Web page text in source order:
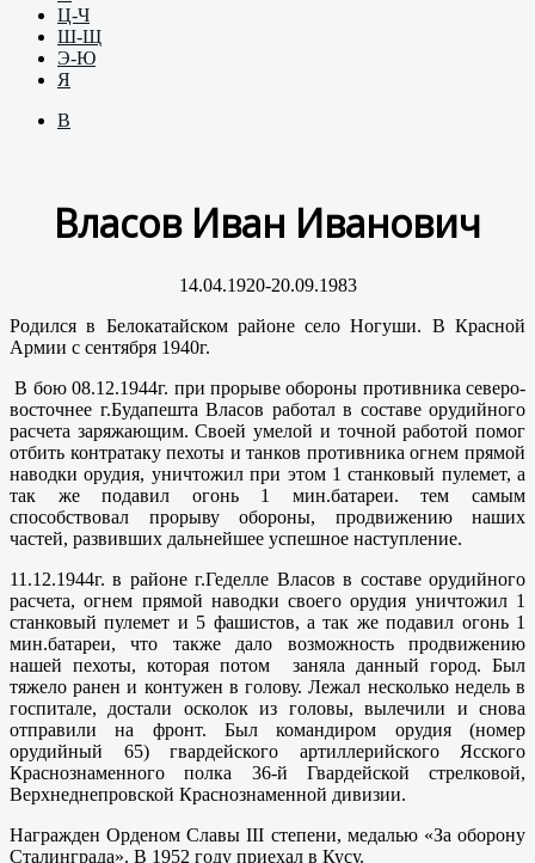
Ц-Ч
Ш-Щ
Э-Ю
Я
В
Власов Иван Иванович
14.04.1920-20.09.1983
Родился в Белокатайском районе село Ногуши. В Красной
Армии с сентября 1940г.
В бою 08.12.1944г. при прорыве обороны противника северо-
восточнее г.Будапешта Власов работал в составе орудийного
расчета заряжающим. Своей умелой и точной работой помог
отбить контратаку пехоты и танков противника огнем прямой
наводки орудия, уничтожил при этом 1 станковый пулемет, а
так же подавил огонь 1 мин.батареи. тем самым
способствовал прорыву обороны, продвижению наших
частей, развивших дальнейшее успешное наступление.
11.12.1944г. в районе г.Геделле Власов в составе орудийного
расчета, огнем прямой наводки своего орудия уничтожил 1
станковый пулемет и 5 фашистов, а так же подавил огонь 1
мин.батареи, что также дало возможность продвижению
нашей пехоты, которая потом заняла данный город. Был
тяжело ранен и контужен в голову. Лежал несколько недель в
госпитале, достали осколок из головы, вылечили и снова
отправили на фронт. Был командиром орудия (номер
орудийный 65) гвардейского артиллерийского Ясского
Краснознаменного полка 36-й Гвардейской стрелковой,
Верхнеднепровской Краснознаменной дивизии.
Награжден Орденом Славы III степени, медалью «За оборону
Сталинграда». В 1952 году приехал в Кусу.